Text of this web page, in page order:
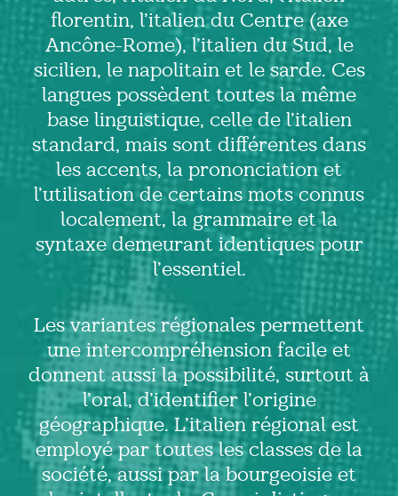
florentin, l’italien du Centre (axe
Ancône-Rome), l’italien du Sud, le
sicilien, le napolitain et le sarde. Ces
langues possèdent toutes la même
base linguistique, celle de l’italien
standard, mais sont différentes dans
les accents, la prononciation et
l’utilisation de certains mots connus
localement, la grammaire et la
syntaxe demeurant identiques pour
l’essentiel.
Les variantes régionales permettent
une intercompréhension facile et
donnent aussi la possibilité, surtout à
l’oral, d’identifier l’origine
géographique. L’italien régional est
employé par toutes les classes de la
société, aussi par la bourgeoisie et